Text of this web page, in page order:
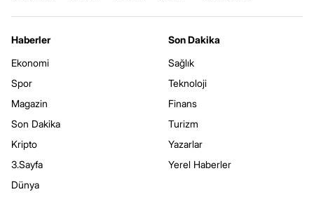
Haberler
Ekonomi
Spor
Magazin
Son Dakika
Kripto
3.Sayfa
Dünya
Son Dakika
Sağlık
Teknoloji
Finans
Turizm
Yazarlar
Yerel Haberler